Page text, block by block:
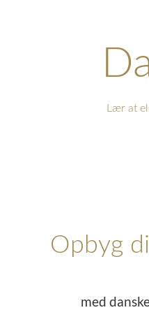
Lær at
Opbyg
med